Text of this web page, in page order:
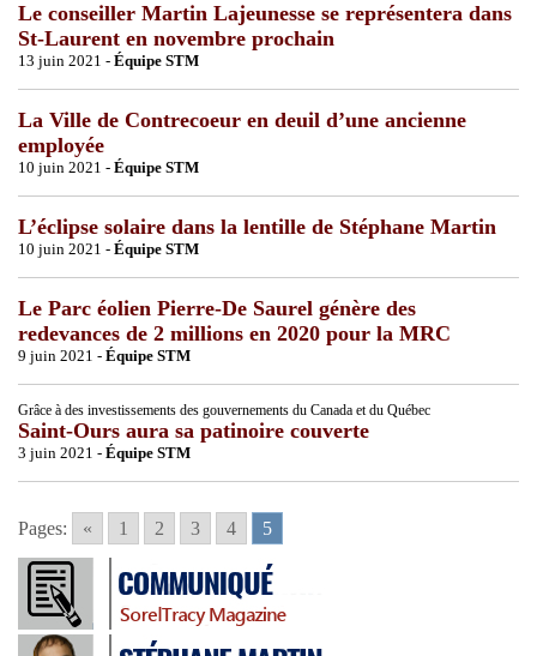
Le conseiller Martin Lajeunesse se représentera dans
St-Laurent en novembre prochain
13 juin 2021 - Équipe STM
La Ville de Contrecoeur en deuil d’une ancienne
employée
10 juin 2021 - Équipe STM
L’éclipse solaire dans la lentille de Stéphane Martin
10 juin 2021 - Équipe STM
Le Parc éolien Pierre-De Saurel génère des
redevances de 2 millions en 2020 pour la MRC
9 juin 2021 - Équipe STM
Grâce à des investissements des gouvernements du Canada et du Québec
Saint-Ours aura sa patinoire couverte
3 juin 2021 - Équipe STM
Pages: « 1 2 3 4 5